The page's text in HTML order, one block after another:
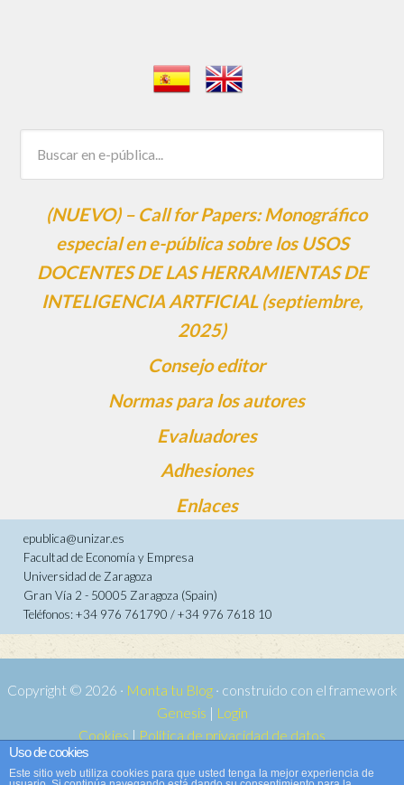
(NUEVO) – Call for Papers: Monográfico
especial en e-pública sobre los USOS
DOCENTES DE LAS HERRAMIENTAS DE
INTELIGENCIA ARTFICIAL (septiembre,
2025)
Consejo editor
Normas para los autores
Evaluadores
Adhesiones
Enlaces
epublica@unizar.es
Facultad de Economía y Empresa
Universidad de Zaragoza
Gran Vía 2 - 50005 Zaragoza (Spain)
Teléfonos: +34 976 761790 / +34 976 7618 10
Copyright © 2026 · Monta tu Blog· construido con el framework
Genesis | Login
Cookies | Política de privacidad de datos
Copyright © 2026 ·
WordPress·Acceder
Uso de cookies
Este sitio web utiliza cookies para que usted tenga la mejor experiencia de